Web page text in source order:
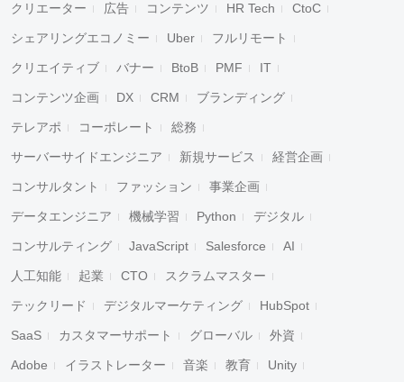
クリエーター 広告 コンテンツ HR Tech CtoC
シェアリングエコノミー Uber フルリモート
クリエイティブ バナー BtoB PMF IT
コンテンツ企画 DX CRM ブランディング
テレアポ コーポレート 総務
サーバーサイドエンジニア 新規サービス 経営企画
コンサルタント ファッション 事業企画
データエンジニア 機械学習 Python デジタル
コンサルティング JavaScript Salesforce AI
人工知能 起業 CTO スクラムマスター
テックリード デジタルマーケティング HubSpot
SaaS カスタマーサポート グローバル 外資
Adobe イラストレーター 音楽 教育 Unity